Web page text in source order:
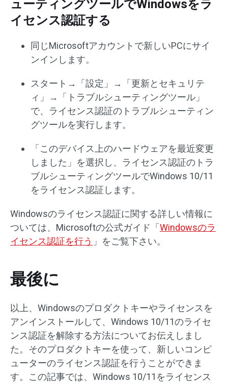
ューティングツールでWindowsをラ
イセンス認証する
同じMicrosoftアカウントで新しいPCにサイ
ンインします。
スタート→「設定」→「更新とセキュリテ
ィ」→「トラブルシューティングツール」
で、ライセンス認証のトラブルシューティン
グツールを実行します。
「このデバイス上のハードウェアを最近変更
しました」を選択し、ライセンス認証のトラ
ブルシューティングツールでWindows 10/11
をライセンス認証します。
Windowsのライセンス認証に関する詳しい情報に
ついては、Microsoftの公式ガイド「Windowsのラ
イセンス認証を行う 」をご覧下さい。
最後に
以上、Windowsのプロダクトキーやライセンスを
アンインストールして、Windows 10/11のライセ
ンス認証を解除する方法についてお伝えしまし
た。そのプロダクトキーを使って、新しいコンピ
ューターのライセンス認証を行うことができま
す。この記事では、Windows 10/11をライセンス